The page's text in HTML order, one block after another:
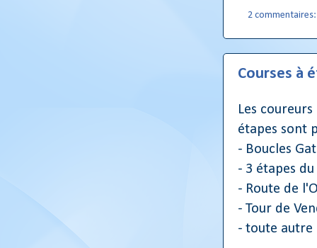
2
Courses à
Les
étapes sont
- Boucles
- 3 étapes
- Route de
- Tour de
- toute